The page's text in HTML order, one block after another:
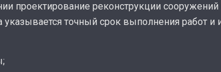
проектирование реконструкции
точный срок выполнения работ и